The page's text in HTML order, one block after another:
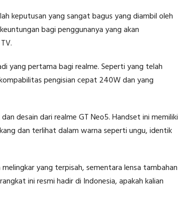
keputusan yang sangat bagus yang diambil oleh
bagi penggunanya yang akan
yang pertama bagi realme. Seperti yang telah
pengisian cepat 240W dan yang
desain dari realme GT Neo5. Handset ini memiliki
dan terlihat dalam warna seperti ungu, identik
yang terpisah, sementara lensa tambahan
ini resmi hadir di Indonesia, apakah kalian